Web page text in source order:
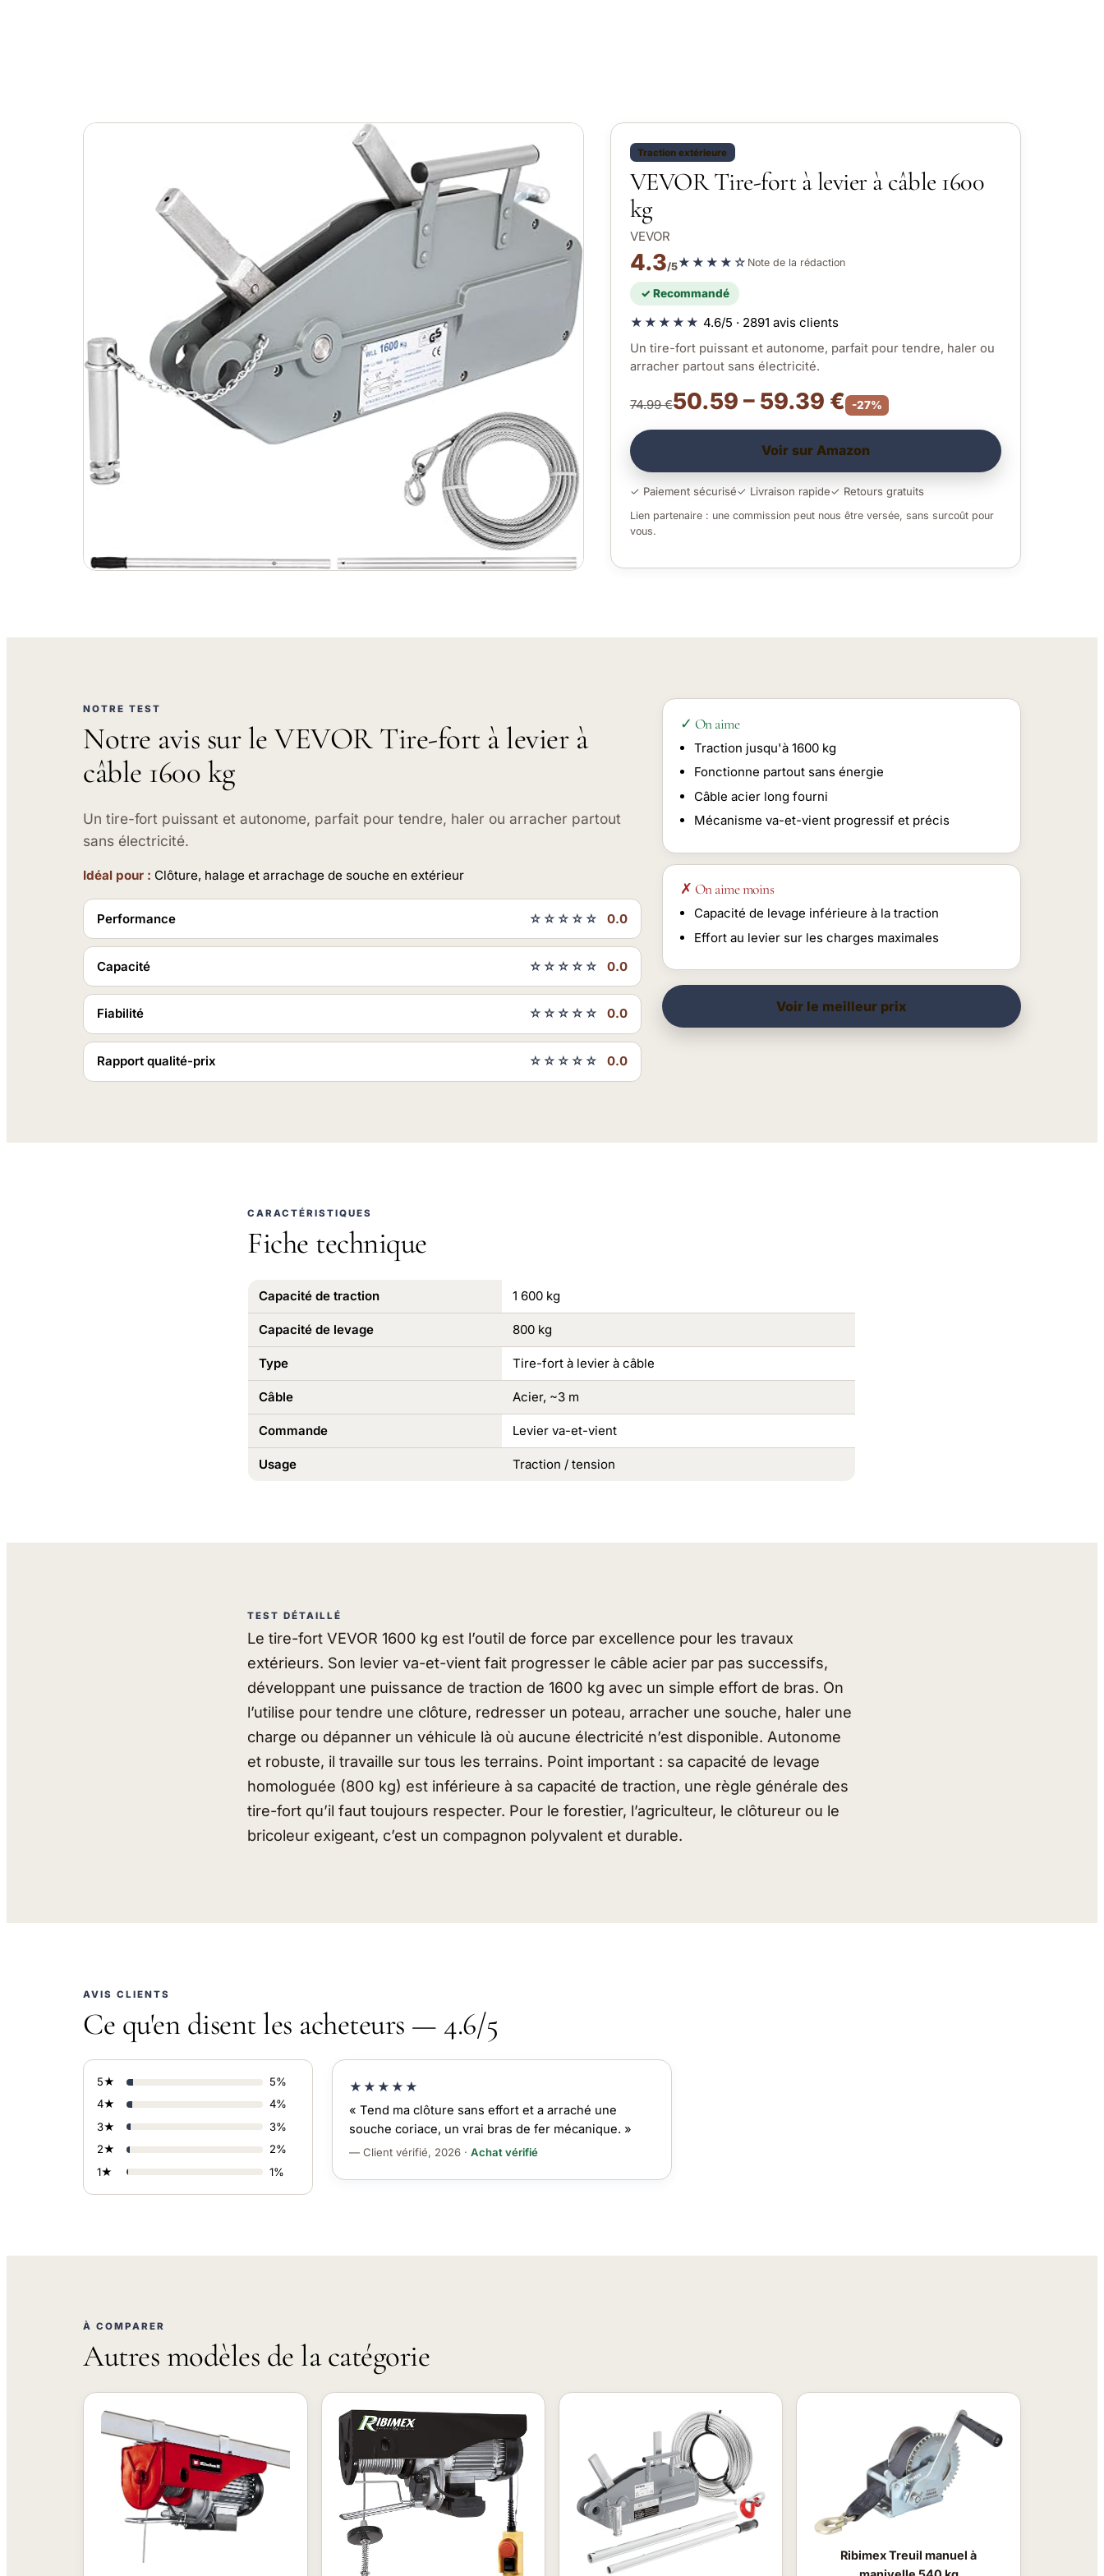
Traction extérieure
VEVOR Tire-fort à levier à câble 1600
kg
VEVOR
4.3/5★★★★☆ Note de la rédaction
✓ Recommandé
★★★★★ 4.6/5 · 2891 avis clients
Un tire-fort puissant et autonome, parfait pour tendre, haler ou
arracher partout sans électricité.
74.99 €50.59 – 59.39 € -27%
Voir sur Amazon
✓ Paiement sécurisé✓ Livraison rapide✓ Retours gratuits
Lien partenaire : une commission peut nous être versée, sans surcoût pour
vous.
NOTRE TEST
Notre avis sur le VEVOR Tire-fort à levier à
câble 1600 kg
Un tire-fort puissant et autonome, parfait pour tendre, haler ou arracher partout
sans électricité.
Idéal pour : Clôture, halage et arrachage de souche en extérieur
Performance ☆☆☆☆☆ 0.0
Capacité ☆☆☆☆☆ 0.0
Fiabilité ☆☆☆☆☆ 0.0
Rapport qualité-prix ☆☆☆☆☆ 0.0
✓ On aime
Traction jusqu'à 1600 kg
Fonctionne partout sans énergie
Câble acier long fourni
Mécanisme va-et-vient progressif et précis
✗ On aime moins
Capacité de levage inférieure à la traction
Effort au levier sur les charges maximales
Voir le meilleur prix
CARACTÉRISTIQUES
Fiche technique
Capacité de traction 1 600 kg
Capacité de levage 800 kg
Type Tire-fort à levier à câble
Câble Acier, ~3 m
Commande Levier va-et-vient
Usage Traction / tension
TEST DÉTAILLÉ
Le tire-fort VEVOR 1600 kg est l’outil de force par excellence pour les travaux
extérieurs. Son levier va-et-vient fait progresser le câble acier par pas successifs,
développant une puissance de traction de 1600 kg avec un simple effort de bras. On
l’utilise pour tendre une clôture, redresser un poteau, arracher une souche, haler une
charge ou dépanner un véhicule là où aucune électricité n’est disponible. Autonome
et robuste, il travaille sur tous les terrains. Point important : sa capacité de levage
homologuée (800 kg) est inférieure à sa capacité de traction, une règle générale des
tire-fort qu’il faut toujours respecter. Pour le forestier, l’agriculteur, le clôtureur ou le
bricoleur exigeant, c’est un compagnon polyvalent et durable.
AVIS CLIENTS
Ce qu'en disent les acheteurs — 4.6/5
5★
5%
4★
4%
3★
3%
2★
2%
1★
1%
★★★★★
« Tend ma clôture sans effort et a arraché une
souche coriace, un vrai bras de fer mécanique. »
— Client vérifié, 2026 ·Achat vérifié
À COMPARER
Autres modèles de la catégorie
Ribimex Treuil manuel à